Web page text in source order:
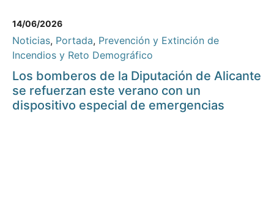
14/06/2026
Noticias, Portada, Prevención y Extinción de
Incendios y Reto Demográfico
Los bomberos de la Diputación de Alicante
se refuerzan este verano con un
dispositivo especial de emergencias